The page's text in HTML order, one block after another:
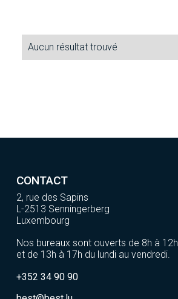
Aucun résultat trouvé
CONTACT
2, rue des Sapins
L-2513 Senningerberg
Luxembourg
Nos bureaux sont ouverts de 8h à 12h
et de 13h à 17h du lundi au vendredi.
+352 34 90 90